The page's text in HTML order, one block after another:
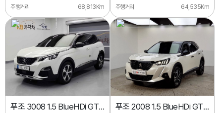
주행거리
68,813Km
주행거리
64,535Km
푸조 3008 1.5 BlueHDi GT
푸조 2008 1.5 BlueHDi GT